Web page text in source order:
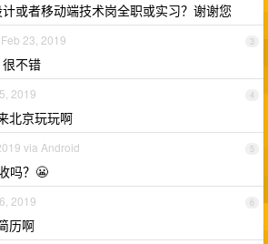
或者移动端技术岗全职或实习？谢谢您
3
Feb 23, 2019
不错
4
2019
北京玩玩啊
5
via Android
吗？😬
6
2019
历啊